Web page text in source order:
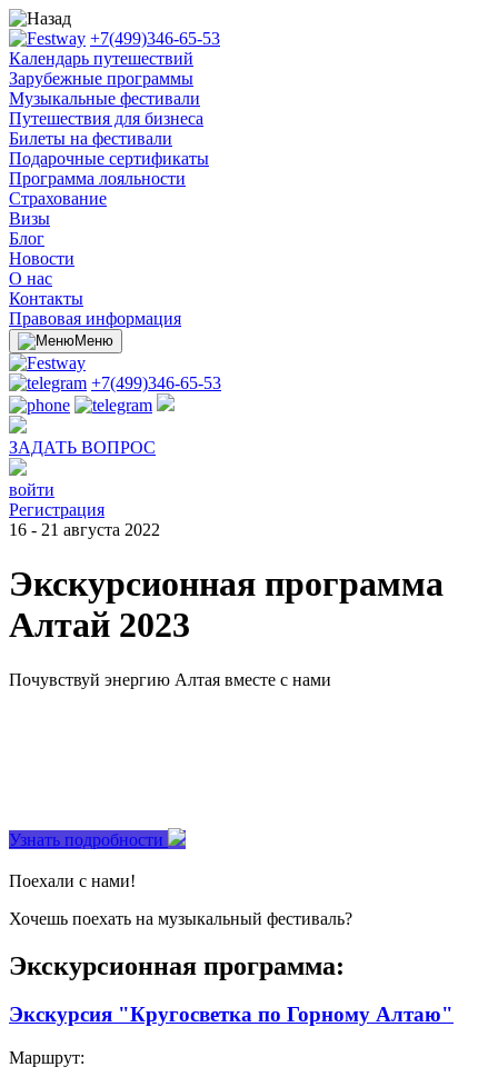
+7(499)346-65-53
Календарь путешествий
Зарубежные программы
Музыкальные фестивали
Путешествия для бизнеса
Билеты на фестивали
Подарочные сертификаты
Программа лояльности
Cтрахование
Визы
Блог
Новости
О нас
Контакты
Правовая информация
Меню
+7(499)346-65-53
ЗАДАТЬ ВОПРОС
войти
Регистрация
16 - 21 августа 2022
Экскурсионная программа
Алтай 2023
Почувствуй энергию Алтая вместе с нами
Узнать подробности
Поехали с нами!
Хочешь поехать на музыкальный фестиваль?
Экскурсионная программа:
Экскурсия "Кругосветка по Горному Алтаю"
Маршрут: